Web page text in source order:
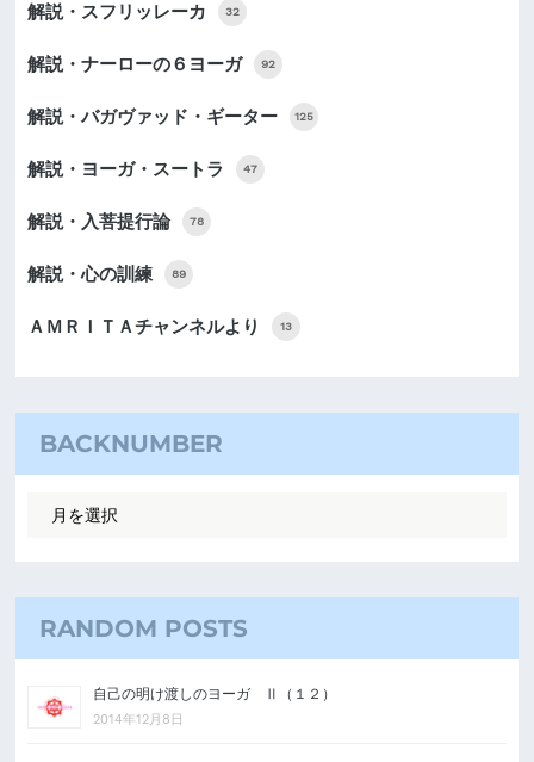
解説・スフリッレーカ 32
解説・ナーローの６ヨーガ 92
解説・バガヴァッド・ギーター 125
解説・ヨーガ・スートラ 47
解説・入菩提行論 78
解説・心の訓練 89
ＡＭＲＩＴＡチャンネルより 13
BACKNUMBER
RANDOM POSTS
自己の明け渡しのヨーガ Ⅱ（１２）
2014年12月8日